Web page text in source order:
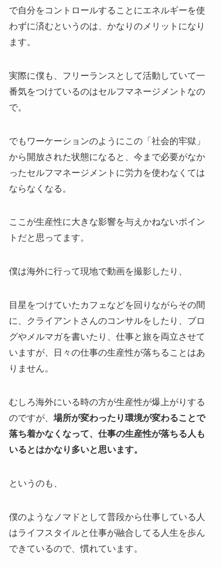
で自分をコントロールすることにエネルギーを使
わずに済むというのは、かなりのメリットになり
ます。
実際に僕も、フリーランスとして活動していて一
番気をつけているのはセルフマネージメントなの
で。
でもワーケーションのようにこの「社会的牢獄」
から開放された状態になると、今まで必要がなか
ったセルフマネージメントに労力を使わなくては
ならなくなる。
ここが生産性に大きな影響を与えかねないポイン
トだと思ってます。
僕は海外に行って現地で動画を撮影したり、
目星をつけていたカフェなどを回りながらその間
に、クライアントさんのコンサルをしたり、ブロ
グやメルマガを書いたり、仕事と旅を両立させて
いますが、日々の仕事の生産性が落ちることはあ
りません。
むしろ海外にいる時の方が生産性が爆上がりする
のですが、場所が変わったり環境が変わることで
落ち着かなくなって、仕事の生産性が落ちる人も
いるとはかなり多いと思います。
というのも、
僕のようなノマドとして普段から仕事している人
はライフスタイルと仕事が融合してる人生を歩ん
できているので、慣れています。